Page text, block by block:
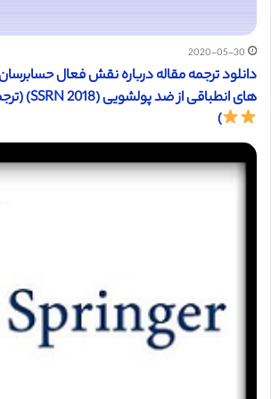
2020-05-30
دانلود ترجمه مقاله درباره نقش فعال
های انطباقی از ضد پولشویی (SSRN 2018) (ترجمه ویژه – طلایی
)